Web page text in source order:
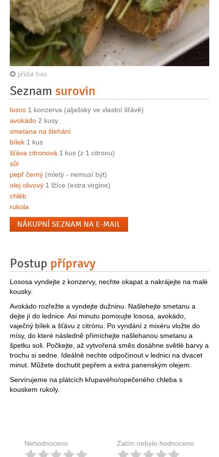
přidat foto
Seznam surovin
losos 1 konzerva (aljašský ve vlastní šťávě)
avokádo 2 kusy
smetana na šlehání
bílek 1 kus
šťáva citronová 1 kus (z 1 citronu)
sůl
pepř černý (mletý - nemusí být)
olej olivový 1 lžíce (extra virgine)
chléb
rukola
NÁKUPNÍ SEZNAM NA E-MAIL
Postup přípravy
Lososa vyndejte z konzervy, nechte okapat a nakrájejte na malé
kousky.
Avokádo rozřežte a vyndejte dužninu. Našlehejte smetanu a
dejte jí do lednice. Asi minutu pomixujte lososa, avokádo,
vaječný bílek a šťávu z citrónu. Po vyndání z mixéru vložte do
mísy, do které následně přimíchejte našlehanou smetanu a
špetku soli. Počkejte, až vytvořená směs dosáhne světlé barvy a
trochu si sedne. Ideálně nechte odpočinout v lednici na dvacet
minut. Můžete dochutit pepřem a extra panenským olejem.
Servírujeme na plátcích křupavého/opečeného chleba s
kouskem rukoly.
Nehodnoceno Zatím nebylo hodnoceno